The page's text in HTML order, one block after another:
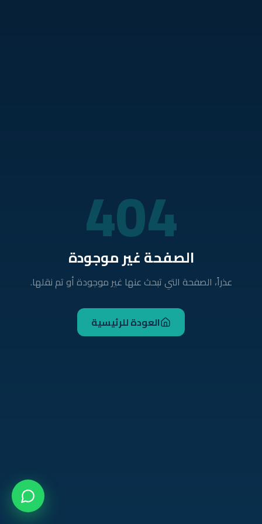
404
الصفحة غير موجودة
عذراً، الصفحة التي تبحث عنها غير موجودة أو تم نقلها.
العودة للرئيسية